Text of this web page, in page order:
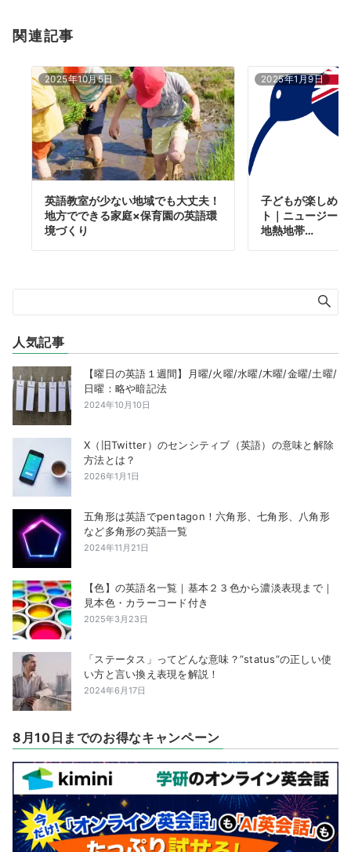
関連記事
2025年10月5日
英語教室が少ない地域でも大丈夫！
地方でできる家庭×保育園の英語環
境づくり
2025年1月9日
子どもが楽しめ
ト｜ニュージー
地熱地帯…
人気記事
【曜日の英語１週間】月曜/火曜/水曜/木曜/金曜/土曜/
日曜：略や暗記法
2024年10月10日
X（旧Twitter）のセンシティブ（英語）の意味と解除
方法とは？
2026年1月1日
五角形は英語でpentagon！六角形、七角形、八角形
など多角形の英語一覧
2024年11月21日
【色】の英語名一覧｜基本２３色から濃淡表現まで｜
見本色・カラーコード付き
2025年3月23日
「ステータス」ってどんな意味？”status”の正しい使
い方と言い換え表現を解説！
2024年6月17日
8月10日までのお得なキャンペーン